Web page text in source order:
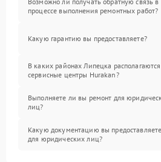
процессе выполнения ремонтных работ?
Какую гарантию вы предоставляете?
В каких районах Липецка располагаются
сервисные центры Hurakan?
Выполняете ли вы ремонт для
лиц?
Какую документацию вы предоставляете
для юридических лиц?